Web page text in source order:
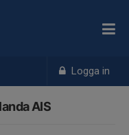
Logga in
AIS